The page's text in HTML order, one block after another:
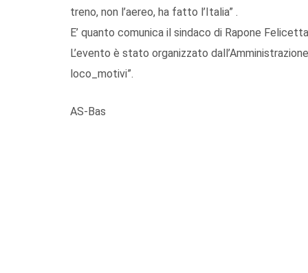
treno, non l’aereo, ha fatto l’Italia” .
E’ quanto comunica il sindaco di Rapone
L’evento è stato organizzato
loco_motivi”.
AS-Bas